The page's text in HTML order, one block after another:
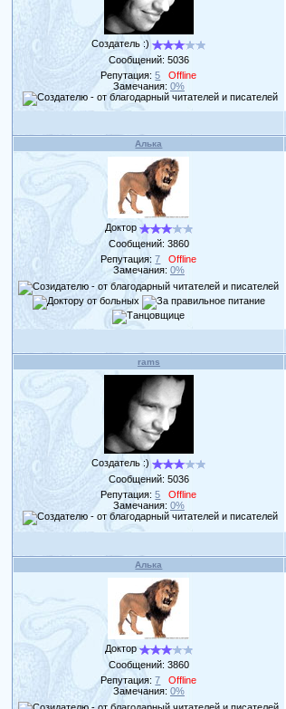
Создатель :)
Сообщений: 5036
Репутация:5
Offline
Замечания: 0%
Алька
Доктор
Сообщений: 3860
Репутация:7
Offline
Замечания: 0%
rams
Создатель :)
Сообщений: 5036
Репутация:5
Offline
Замечания: 0%
Алька
Доктор
Сообщений: 3860
Репутация:7
Offline
Замечания: 0%